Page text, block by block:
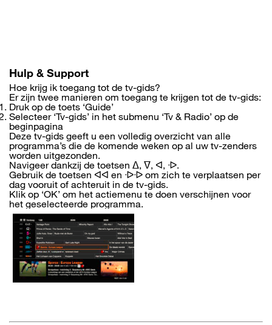
Hulp & Support
Hoe krijg ik toegang tot de tv-gids?
Er zijn twee manieren om toegang te krijgen tot de tv-gids:
Druk op de toets ‘Guide’
Selecteer ‘Tv-gids’ in het submenu ‘Tv & Radio’ op de
beginpagina
Deze tv-gids geeft u een volledig overzicht van alle
programma’s die de komende weken op al uw tv-zenders
worden uitgezonden.
Navigeer dankzij de toetsen ᐃ, ᐁ, ᐊ, ᐒ.
Gebruik de toetsen ᐊᐊ en ᐒᐒ om zich te verplaatsen per
dag vooruit of achteruit in de tv-gids.
Klik op ‘OK’ om het actiemenu te doen verschijnen voor
het geselecteerde programma.